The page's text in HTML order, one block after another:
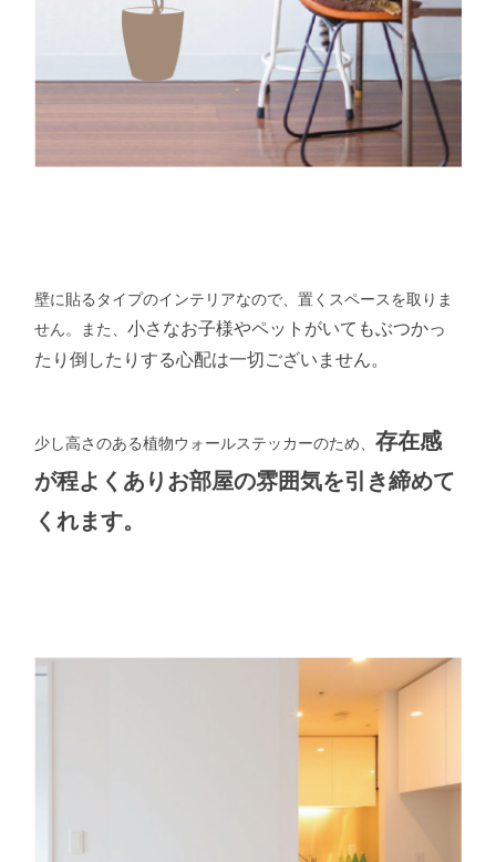
壁に貼るタイプのインテリアなので、置くスペースを取りま
せん。また、 小さなお子様やペットがいてもぶつかっ
たり倒したりする心配は一切ございません。
少し高さのある植物ウォールステッカーのため、 存在感
が程よくありお部屋の雰囲気を引き締めて
くれます。